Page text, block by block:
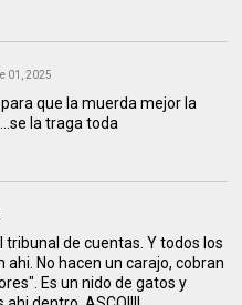
01, 2025
que la muerda mejor la
la traga toda
tribunal de cuentas. Y todos los
No hacen un carajo, cobran
Es un nido de gatos y